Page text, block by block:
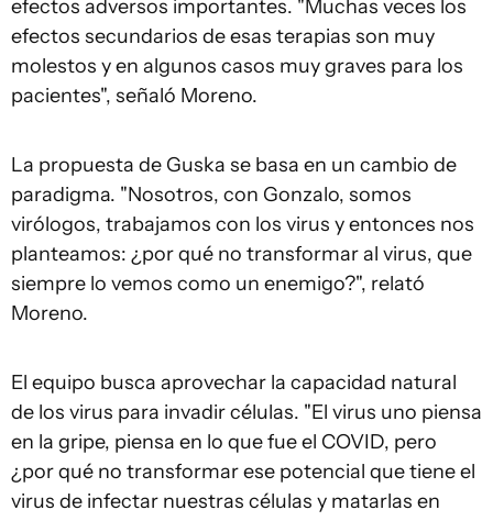
efectos adversos importantes. "Muchas veces los
efectos secundarios de esas terapias son muy
molestos y en algunos casos muy graves para los
pacientes", señaló Moreno.
La propuesta de Guska se basa en un cambio de
paradigma. "Nosotros, con Gonzalo, somos
virólogos, trabajamos con los virus y entonces nos
planteamos: ¿por qué no transformar al virus, que
siempre lo vemos como un enemigo?", relató
Moreno.
El equipo busca aprovechar la capacidad natural
de los virus para invadir células. "El virus uno piensa
en la gripe, piensa en lo que fue el COVID, pero
¿por qué no transformar ese potencial que tiene el
virus de infectar nuestras células y matarlas en